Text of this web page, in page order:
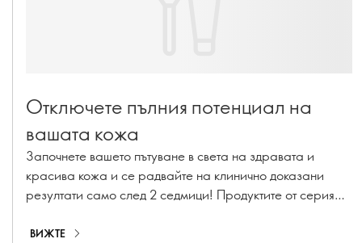
Отключете пълния потенциал на
вашата кожа
Започнете вашето пътуване в света на здравата и
красива кожа и се радвайте на клинично доказани
резултати само след 2 седмици! Продуктите от серия
кожата - за да бъдете още по-красиви и уверени в себе
ВИЖТЕ